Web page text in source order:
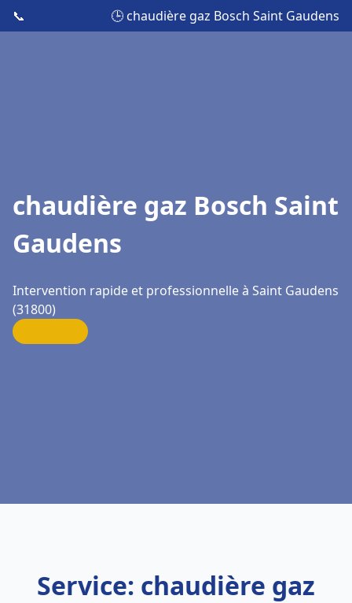
📞 🕒 chaudière gaz Bosch Saint Gaudens
chaudière gaz Bosch Saint
Gaudens
Intervention rapide et professionnelle à Saint Gaudens
(31800)
Service: chaudière gaz